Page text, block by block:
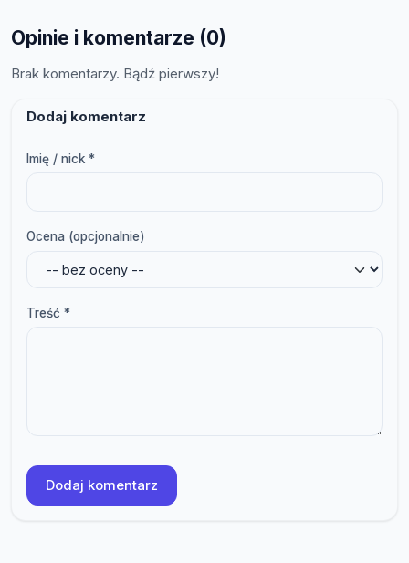
Opinie i komentarze (0)
Brak komentarzy. Bądź pierwszy!
Dodaj komentarz
Imię / nick *
Ocena (opcjonalnie)
Treść *
Dodaj komentarz